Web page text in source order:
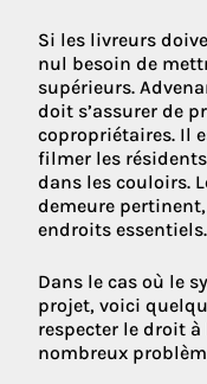
Si les livreurs
nul besoin de
supérieurs.
doit s’assurer de
copropriétaires. Il
filmer les
dans les couloirs.
demeure
endroits essentiels.
Dans le cas où le
projet, voici
respecter le droit
nombreux